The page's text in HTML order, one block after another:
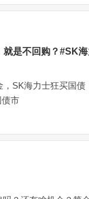
是不回购？#SK
SK海力士狂买国
市